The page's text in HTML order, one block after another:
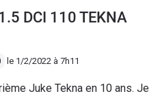
en souffrance. Pas de
mais n'espérez pas faire de
Pour comparer, des amis
tours. La différence est
pour s'en sortir dans des
(insertion rond point ou
DCI 110 TEKNA
le 1/2/2022 à 7h11
Juke Tekna en 10 ans. Je